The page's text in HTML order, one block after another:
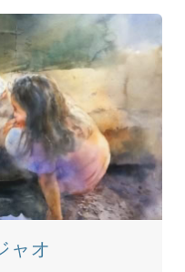
ャオ